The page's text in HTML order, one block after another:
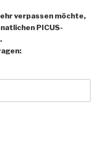
verpassen möchte,
PICUS-